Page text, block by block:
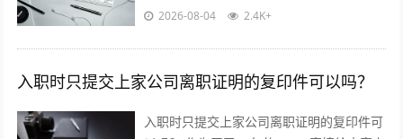
流水不是看你有多少钱，是看你“能不能正
2026-08-04 2.4K+
入职时只提交上家公司离职证明的复印件可以吗？
入职时只提交上家公司离职证明的复印件可